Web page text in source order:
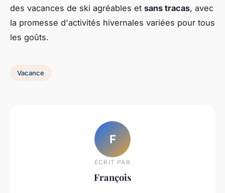
des vacances de ski agréables et sans tracas, avec
la promesse d'activités hivernales variées pour tous
les goûts.
Vacance
F
ECRIT PAR
François